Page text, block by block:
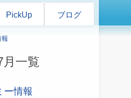
PickUp ブログ
月一覧
ー情報